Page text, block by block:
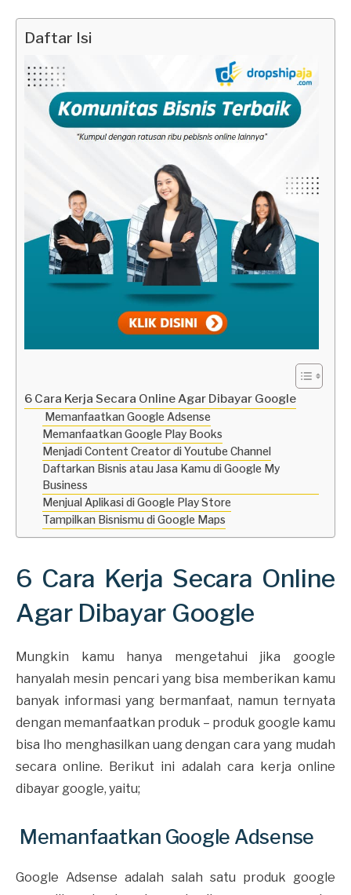
Daftar Isi
6 Cara Kerja Secara Online Agar Dibayar Google
Memanfaatkan Google Adsense
Memanfaatkan Google Play Books
Menjadi Content Creator di Youtube Channel
Daftarkan Bisnis atau Jasa Kamu di Google My
Business
Menjual Aplikasi di Google Play Store
Tampilkan Bisnismu di Google Maps
6 Cara Kerja Secara Online
Agar Dibayar Google
Mungkin kamu hanya mengetahui jika google
hanyalah mesin pencari yang bisa memberikan kamu
banyak informasi yang bermanfaat, namun ternyata
dengan memanfaatkan produk – produk google kamu
bisa lho menghasilkan uang dengan cara yang mudah
secara online. Berikut ini adalah cara kerja online
dibayar google, yaitu;
Memanfaatkan Google Adsense
Google Adsense adalah salah satu produk google